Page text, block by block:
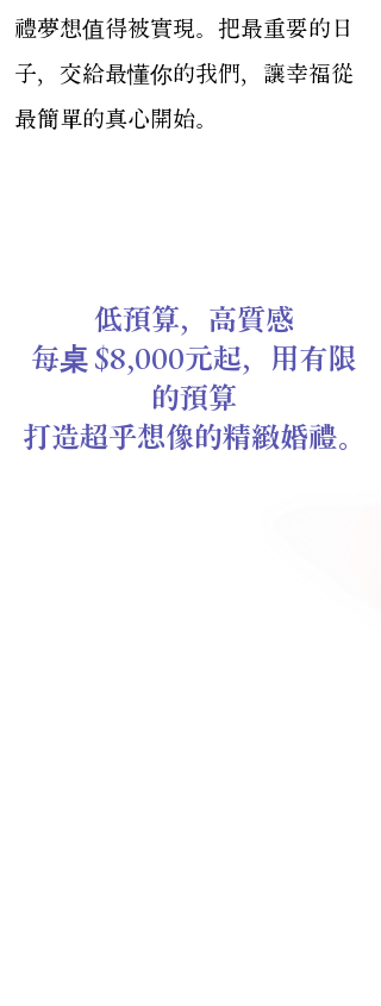
禮夢想值得被實現。把最重要的日
子，交給最懂你的我們，讓幸福從
最簡單的真心開始。
低預算，高質感
每桌 $8,000元起，用有限
的預算
打造超乎想像的精緻婚禮。